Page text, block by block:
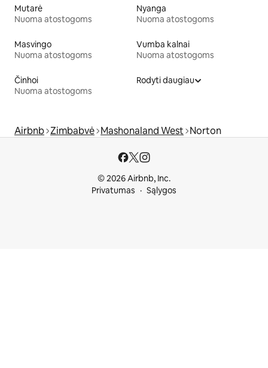
Mutarė
Nuoma atostogoms
Nyanga
Nuoma atostogoms
Masvingo
Nuoma atostogoms
Vumba kalnai
Nuoma atostogoms
Činhoi
Nuoma atostogoms
Rodyti daugiau
Airbnb Zimbabvė Mashonaland West Norton
© 2026 Airbnb, Inc.
Privatumas
Sąlygos